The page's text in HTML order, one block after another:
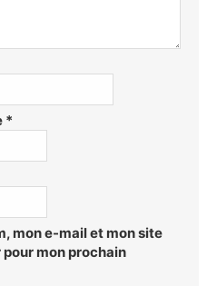
*
mon e-mail et mon site
mon prochain